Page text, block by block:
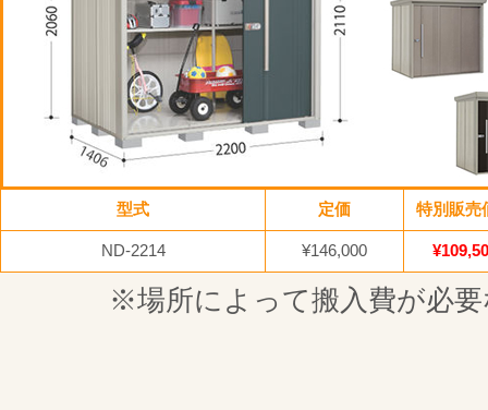
型式 定価 特別販売
ND-2214 ¥146,000
※場所によって搬入費が必